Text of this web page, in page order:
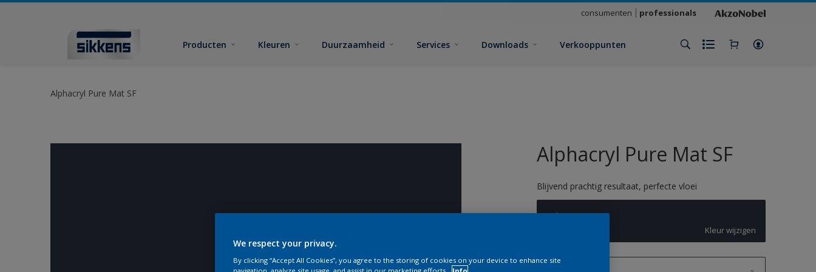
consumenten professionals
Producten Kleuren Duurzaamheid Services Downloads Verkooppunten
Alphacryl Pure Mat SF
Alphacryl Pure Mat SF
Blijvend prachtig resultaat, perfecte vloei
Slow Swing
Kleur wijzigen
We respect your privacy.
By clicking “Accept All Cookies”, you agree to the storing of cookies on your device to enhance site